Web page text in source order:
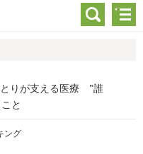
とりが支える医療 "誰
と
ング